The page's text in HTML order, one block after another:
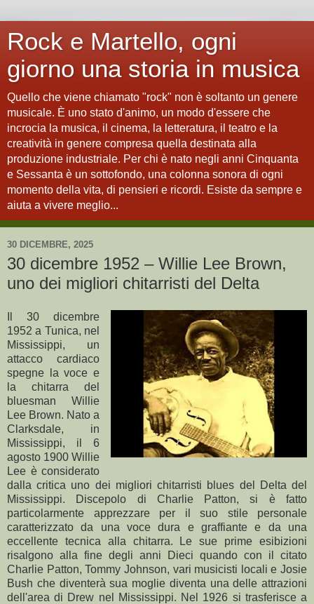
Rock e Martello, ogni
giorno una storia in musica
Quello che viene chiamato "rock" non è soltanto un genere
musicale. È uno stato d'animo, un modo d'essere che
incrocia la musica, il cinema, la letteratura, il teatro e la
creatività in genere compresa quella destinata alla
produzione industriale. Per chi è nato negli anni Cinquanta
e Sessanta è un sottofondo, una colonna sonora di ogni
momento della vita, di pensieri e ricordi. Esiste da sempre e
aiuta a vivere meglio...
30 DICEMBRE, 2025
30 dicembre 1952 – Willie Lee Brown,
uno dei migliori chitarristi del Delta
Il 30 dicembre
1952 a Tunica, nel
Mississippi, un
attacco cardiaco
spegne la voce e
la chitarra del
bluesman Willie
Lee Brown. Nato a
Clarksdale, in
Mississippi, il 6
agosto 1900 Willie
Lee è considerato
dalla critica uno dei migliori chitarristi blues del Delta del
Mississippi. Discepolo di Charlie Patton, si è fatto
particolarmente apprezzare per il suo stile personale
caratterizzato da una voce dura e graffiante e da una
eccellente tecnica alla chitarra. Le sue prime esibizioni
risalgono alla fine degli anni Dieci quando con il citato
Charlie Patton, Tommy Johnson, vari musicisti locali e Josie
Bush che diventerà sua moglie diventa una delle attrazioni
dell'area di Drew nel Mississippi. Nel 1926 si trasferisce a